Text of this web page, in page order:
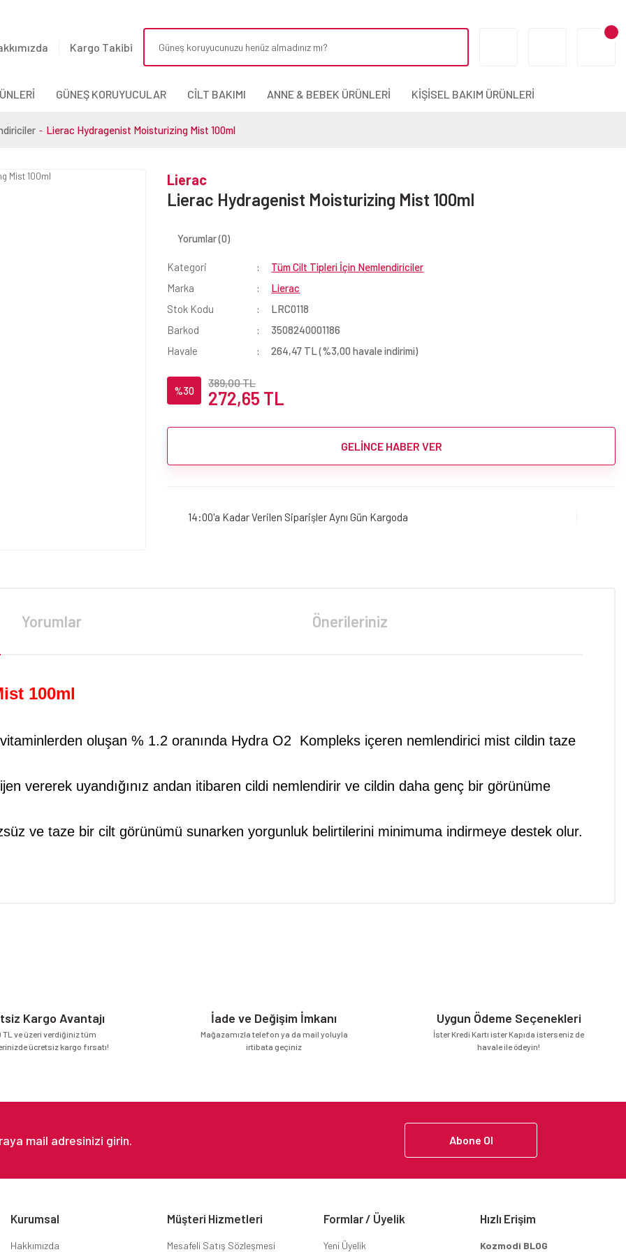
Kargo Takibi
GÜNEŞ KORUYUCULAR CİLT BAKIMI ANNE & BEBEK ÜRÜNLERİ KİŞİSEL BAKIM ÜRÜNLERİ
Lierac Hydragenist Moisturizing Mist 100ml
Lierac
Lierac Hydragenist Moisturizing Mist 100ml
Yorumlar (0)
Kategori
Tüm Cilt Tipleri İçin Nemlendiriciler
Marka
Lierac
Stok Kodu
LRC0118
Barkod
3508240001186
Havale
264,47 TL (%3,00 havale indirimi)
%30
389,00 TL
272,65 TL
GELİNCE HABER VER
14:00'a Kadar Verilen Siparişler Aynı Gün Kargoda
Yorumlar Önerileriniz
100ml
oluşan % 1.2 oranında Hydra O2 Kompleks içeren nemlendirici mist cildin taze
vererek uyandığınız andan itibaren cildi nemlendirir ve cildin daha genç bir görünüme
ve taze bir cilt görünümü sunarken yorgunluk belirtilerini minimuma indirmeye destek olur.
Kargo Avantajı
TL ve üzeri verdiğiniz tüm
ücretsiz kargo fırsatı!
İade ve Değişim İmkanı
Mağazamızla telefon ya da mail yoluyla
irtibata geçiniz
Uygun Ödeme Seçenekleri
İster Kredi Kartı ister Kapıda isterseniz de
havale ile ödeyin!
Abone Ol
Kurumsal
Hakkımızda
Müşteri Hizmetleri
Mesafeli Satış Sözleşmesi
Formlar / Üyelik
Yeni Üyelik
Hızlı Erişim
Kozmodi BLOG